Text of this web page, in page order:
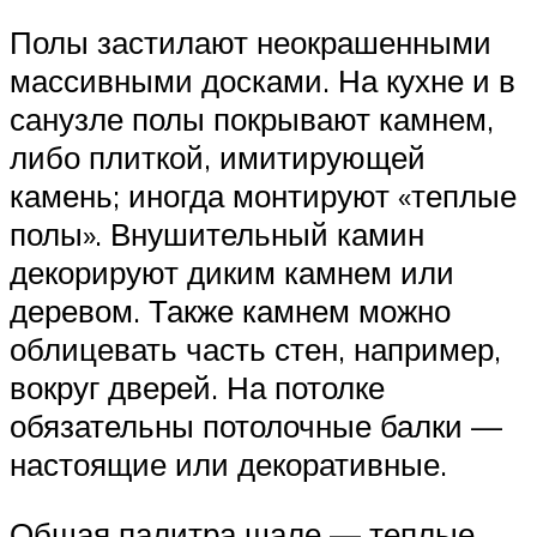
Полы застилают неокрашенными
массивными досками. На кухне и в
санузле полы покрывают камнем,
либо плиткой, имитирующей
камень; иногда монтируют «теплые
полы». Внушительный камин
декорируют диким камнем или
деревом. Также камнем можно
облицевать часть стен, например,
вокруг дверей. На потолке
обязательны потолочные балки —
настоящие или декоративные.